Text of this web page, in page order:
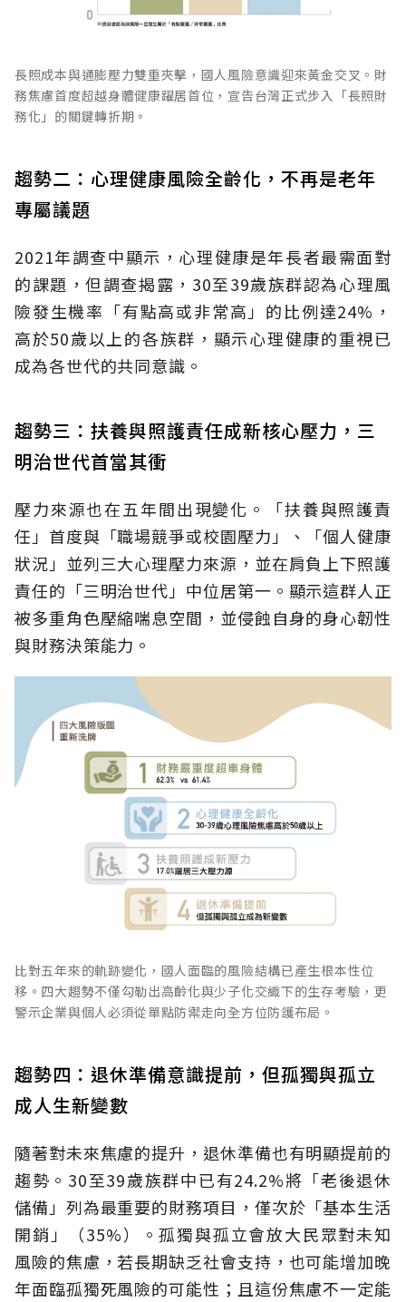
長照成本與通膨壓力雙重夾擊，國人風險意識迎來黃金交叉。財
務焦慮首度超越身體健康躍居首位，宣告台灣正式步入「長照財
務化」的關鍵轉折期。
趨勢二：心理健康風險全齡化，不再是老年
專屬議題
2021年調查中顯示，心理健康是年長者最需面對
的課題，但調查揭露，30至39歲族群認為心理風
險發生機率「有點高或非常高」的比例達24%，
高於50歲以上的各族群，顯示心理健康的重視已
成為各世代的共同意識。
趨勢三：扶養與照護責任成新核心壓力，三
明治世代首當其衝
壓力來源也在五年間出現變化。「扶養與照護責
任」首度與「職場競爭或校園壓力」、「個人健康
狀況」並列三大心理壓力來源，並在肩負上下照護
責任的「三明治世代」中位居第一。顯示這群人正
被多重角色壓縮喘息空間，並侵蝕自身的身心韌性
與財務決策能力。
比對五年來的軌跡變化，國人面臨的風險結構已產生根本性位
移。四大趨勢不僅勾勒出高齡化與少子化交織下的生存考驗，更
警示企業與個人必須從單點防禦走向全方位防護布局。
趨勢四：退休準備意識提前，但孤獨與孤立
成人生新變數
隨著對未來焦慮的提升，退休準備也有明顯提前的
趨勢。30至39歲族群中已有24.2%將「老後退休
儲備」列為最重要的財務項目，僅次於「基本生活
開銷」（35%）。孤獨與孤立會放大民眾對未知
風險的焦慮，若長期缺乏社會支持，也可能增加晚
年面臨孤獨死風險的可能性；且這份焦慮不一定能